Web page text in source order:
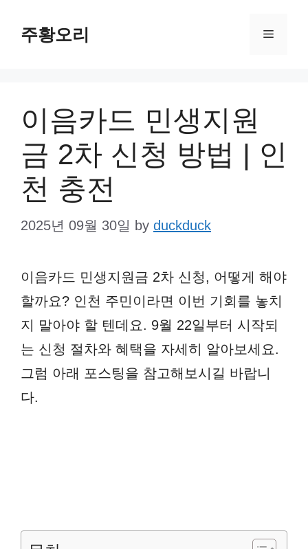
주황오리 Menu
이음카드 민생지원
금 2차 신청 방법 | 인
천 충전
2025년 09월 30일 by duckduck
이음카드 민생지원금 2차 신청, 어떻게 해야
할까요? 인천 주민이라면 이번 기회를 놓치
지 말아야 할 텐데요. 9월 22일부터 시작되
는 신청 절차와 혜택을 자세히 알아보세요.
그럼 아래 포스팅을 참고해보시길 바랍니
다.